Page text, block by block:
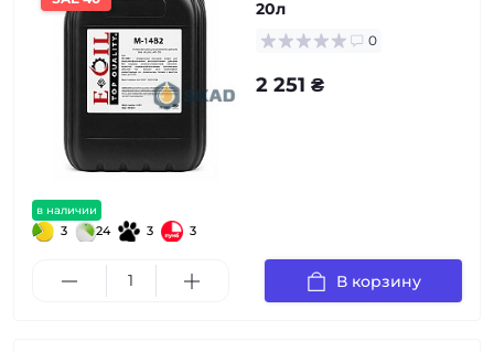
в наличии
3 24 3 3
20л
0
2 251 ₴
В корзину